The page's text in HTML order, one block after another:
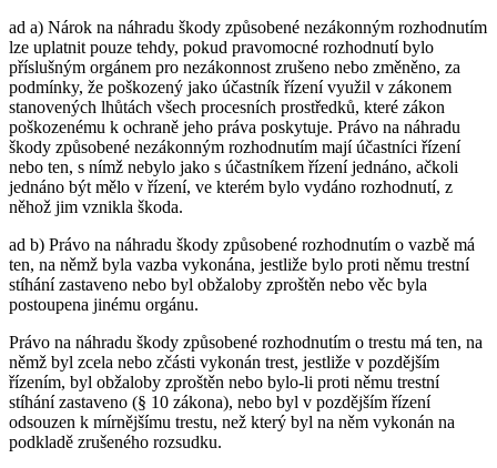
ad a) Nárok na náhradu škody způsobené nezákonným rozhodnutím
lze uplatnit pouze tehdy, pokud pravomocné rozhodnutí bylo
příslušným orgánem pro nezákonnost zrušeno nebo změněno, za
podmínky, že poškozený jako účastník řízení využil v zákonem
stanovených lhůtách všech procesních prostředků, které zákon
poškozenému k ochraně jeho práva poskytuje. Právo na náhradu
škody způsobené nezákonným rozhodnutím mají účastníci řízení
nebo ten, s nímž nebylo jako s účastníkem řízení jednáno, ačkoli
jednáno být mělo v řízení, ve kterém bylo vydáno rozhodnutí, z
něhož jim vznikla škoda.
ad b) Právo na náhradu škody způsobené rozhodnutím o vazbě má
ten, na němž byla vazba vykonána, jestliže bylo proti němu trestní
stíhání zastaveno nebo byl obžaloby zproštěn nebo věc byla
postoupena jinému orgánu.
Právo na náhradu škody způsobené rozhodnutím o trestu má ten, na
němž byl zcela nebo zčásti vykonán trest, jestliže v pozdějším
řízením, byl obžaloby zproštěn nebo bylo-li proti němu trestní
stíhání zastaveno (§ 10 zákona), nebo byl v pozdějším řízení
odsouzen k mírnějšímu trestu, než který byl na něm vykonán na
podkladě zrušeného rozsudku.